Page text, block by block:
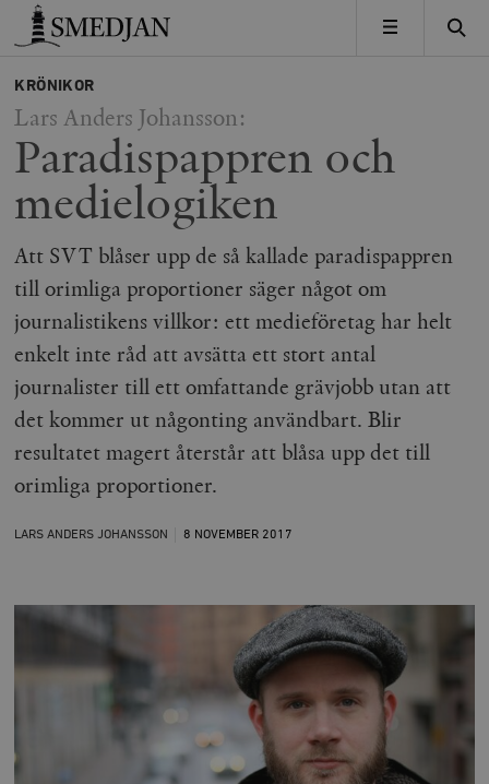
Timbro
MENY
KRÖNIKOR
Lars Anders Johansson:
Paradispappren och
medielogiken
Att SVT blåser upp de så kallade paradispappren
till orimliga proportioner säger något om
journalistikens villkor: ett medieföretag har helt
enkelt inte råd att avsätta ett stort antal
journalister till ett omfattande grävjobb utan att
det kommer ut någonting användbart. Blir
resultatet magert återstår att blåsa upp det till
orimliga proportioner.
LARS ANDERS JOHANSSON 8 NOVEMBER 2017